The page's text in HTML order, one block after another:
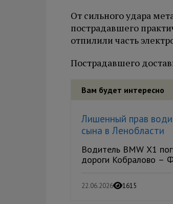
От сильного удара
пострадавшего
отпилили часть
Пострадавшего
Вам будет интересно
Лишенный прав
сына в Ленобласти
Водитель BMW X1
дороги Кобралово –
22.06.2026 1615